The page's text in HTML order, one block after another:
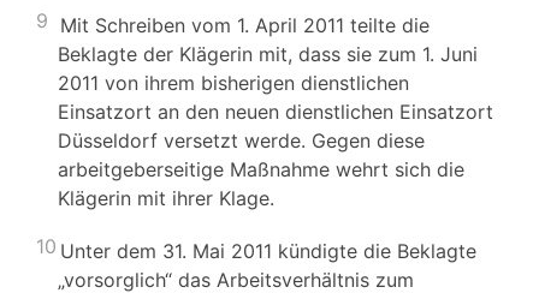
9 Mit Schreiben vom 1. April 2011 teilte die
Beklagte der Klägerin mit, dass sie zum 1. Juni
2011 von ihrem bisherigen dienstlichen
Einsatzort an den neuen dienstlichen Einsatzort
Düsseldorf versetzt werde. Gegen diese
arbeitgeberseitige Maßnahme wehrt sich die
Klägerin mit ihrer Klage.
10 Unter dem 31. Mai 2011 kündigte die Beklagte
„vorsorglich“ das Arbeitsverhältnis zum